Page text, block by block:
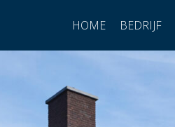
HOME BEDRIJF